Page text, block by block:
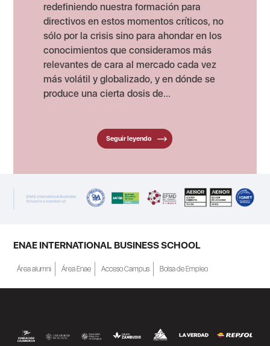
redefiniendo nuestra formación para
directivos en estos momentos críticos, no
sólo por la crisis sino para ahondar en los
conocimientos que consideramos más
relevantes de cara al mercado cada vez
más volátil y globalizado, y en dónde se
produce una cierta dosis de...
Seguir leyendo
ENAE INTERNATIONAL BUSINESS SCHOOL
Área alumni Área Enae Acceso Campus Bolsa de Empleo